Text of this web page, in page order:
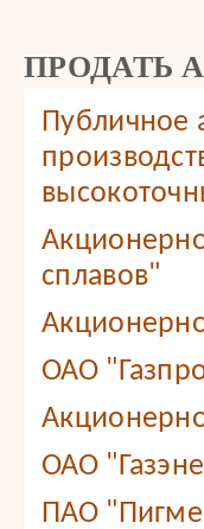
ПРОДАТЬ
Публичное
сплавов"
ОАО
ОАО
ПАО